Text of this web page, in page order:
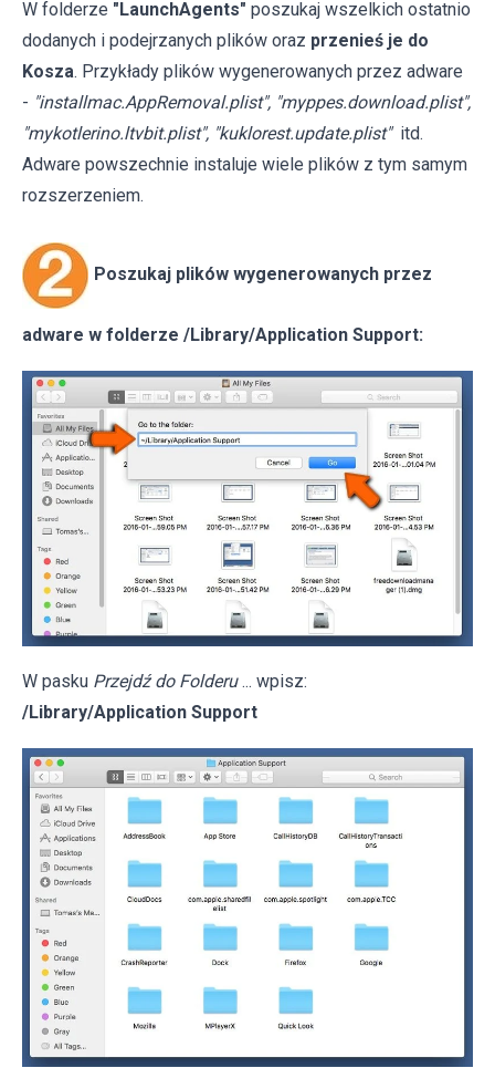
W folderze "LaunchAgents" poszukaj wszelkich ostatnio
dodanych i podejrzanych plików oraz przenieś je do
Kosza. Przykłady plików wygenerowanych przez adware
- "installmac.AppRemoval.plist", "myppes.download.plist",
"mykotlerino.ltvbit.plist", "kuklorest.update.plist" itd.
Adware powszechnie instaluje wiele plików z tym samym
rozszerzeniem.
Poszukaj plików wygenerowanych przez
adware w folderze /Library/Application Support:
W pasku Przejdź do Folderu ... wpisz:
/Library/Application Support